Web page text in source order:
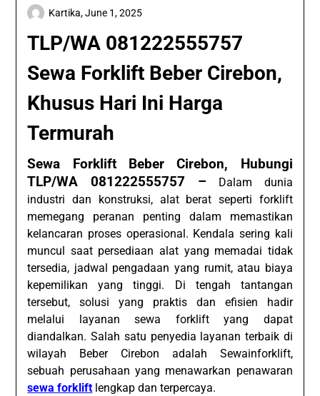
TLP/WA 081222555757
Sewa Forklift Beber Cirebon,
Khusus Hari Ini Harga
Termurah
Kartika,June 1, 2025
Sewa Forklift Beber Cirebon, Hubungi
TLP/WA 081222555757 –
Dalam dunia
industri dan konstruksi, alat berat seperti forklift
memegang peranan penting dalam memastikan
kelancaran proses operasional. Kendala sering kali
muncul saat persediaan alat yang memadai tidak
tersedia, jadwal pengadaan yang rumit, atau biaya
kepemilikan yang tinggi. Di tengah tantangan
tersebut, solusi yang praktis dan efisien hadir
melalui layanan sewa forklift yang dapat
diandalkan. Salah satu penyedia layanan terbaik di
wilayah Beber Cirebon adalah Sewainforklift,
sebuah perusahaan yang menawarkan penawaran
sewa forklift lengkap dan terpercaya.